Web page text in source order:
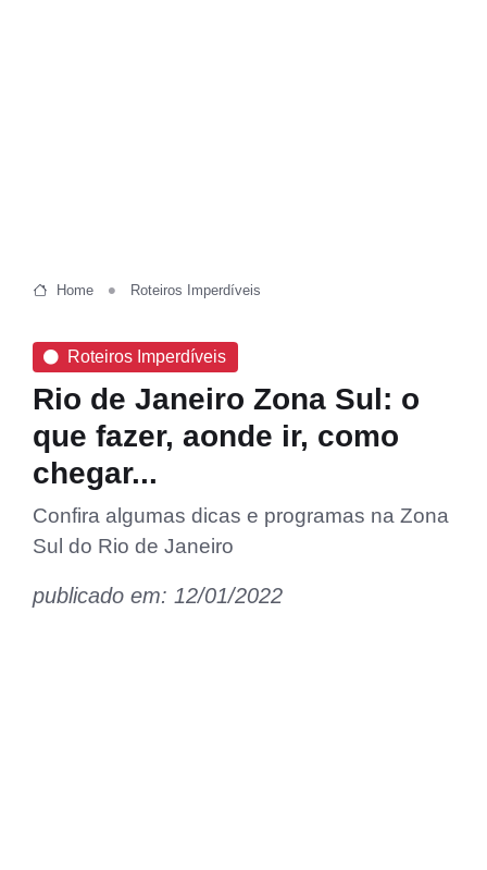
Home Roteiros Imperdíveis
Roteiros Imperdíveis
Rio de Janeiro Zona Sul: o
que fazer, aonde ir, como
chegar...
Confira algumas dicas e programas na Zona
Sul do Rio de Janeiro
publicado em: 12/01/2022